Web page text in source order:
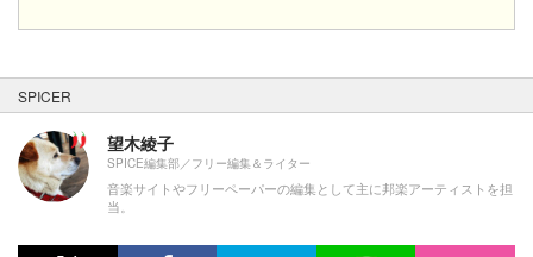
SPICER
望木綾子
SPICE編集部／フリー編集＆ライター
音楽サイトやフリーペーパーの編集として主に邦楽アーティストを担
当。